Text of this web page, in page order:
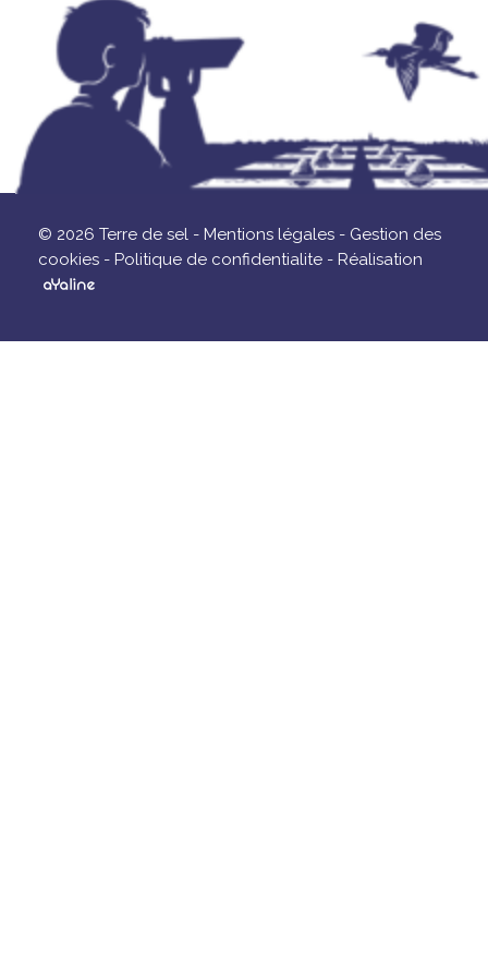
© 2026 Terre de sel - Mentions légales - Gestion des
cookies - Politique de confidentialite - Réalisation